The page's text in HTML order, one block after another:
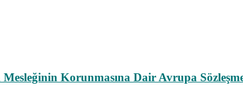
Korunmasına Dair Avrupa